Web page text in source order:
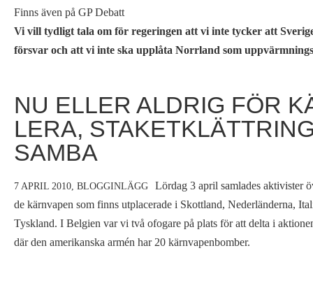
Finns även på GP Debatt
Vi vill tydligt tala om för regeringen att vi inte tycker att
försvar och att vi inte ska upplåta Norrland som
NU ELLER ALDRIG FÖR
LERA,
SAMBA
7 APRIL 2010, BLOGGINLÄGG
Lördag 3 april samlades aktivister
de kärnvapen som finns utplacerade i Skottland, Nederländerna,
Tyskland. I Belgien var vi två ofogare på plats för att delta i
där den amerikanska armén har 20 kärnvapenbomber.